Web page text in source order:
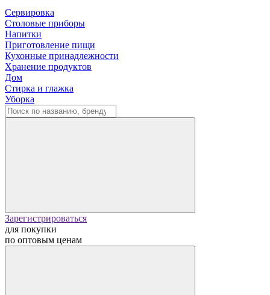
Сервировка
Столовые приборы
Напитки
Приготовление пищи
Кухонные принадлежности
Хранение продуктов
Дом
Стирка и глажка
Уборка
Зарегистрироваться
для покупки
по оптовым ценам